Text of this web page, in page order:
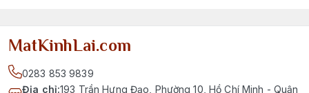
MatKinhLai.com
0283 853 9839
Địa chỉ:193 Trần Hưng Đạo, Phường 10, Hồ Chí Minh - Quận